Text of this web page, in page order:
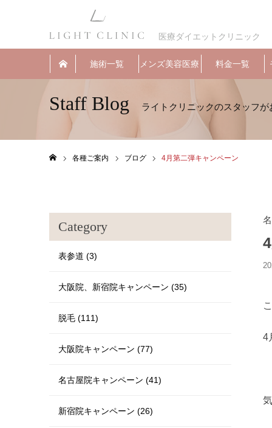
医療ダイエットクリニック
施術一覧 メンズ美容医療 料金一覧
Staff Blog
各種ご案内 ブログ 4月第二弾キャンペーン
4
Category
表参道 (3)
大阪院、新宿院キャンペーン (35)
脱毛 (111)
大阪院キャンペーン (77)
名古屋院キャンペーン (41)
新宿院キャンペーン (26)